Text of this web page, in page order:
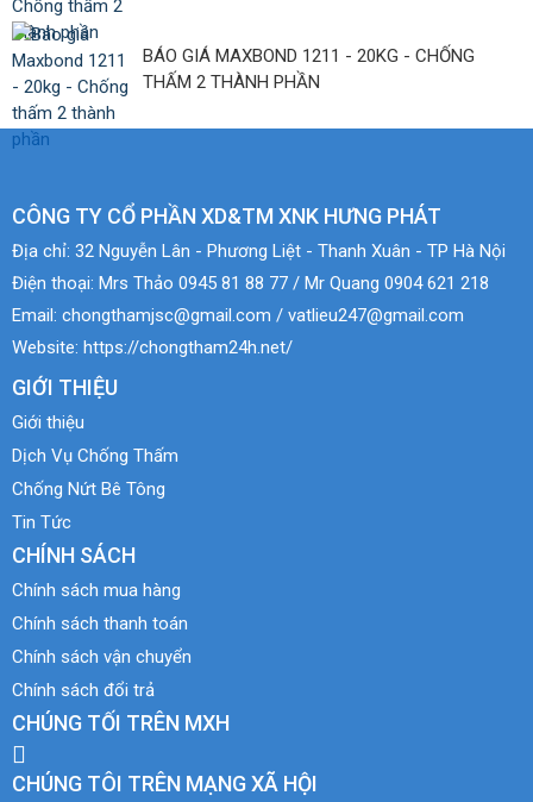
BÁO GIÁ MAXBOND 1211 - 20KG - CHỐNG
THẤM 2 THÀNH PHẦN
CÔNG TY CỔ PHẦN XD&TM XNK HƯNG PHÁT
Địa chỉ: 32 Nguyễn Lân - Phương Liệt - Thanh Xuân - TP Hà Nội
Điện thoại: Mrs Thảo 0945 81 88 77 / Mr Quang 0904 621 218
Email: chongthamjsc@gmail.com / vatlieu247@gmail.com
Website: https://chongtham24h.net/
GIỚI THIỆU
Giới thiệu
Dịch Vụ Chống Thấm
Chống Nứt Bê Tông
Tin Tức
CHÍNH SÁCH
Chính sách mua hàng
Chính sách thanh toán
Chính sách vận chuyển
Chính sách đổi trả
CHÚNG TỐI TRÊN MXH
CHÚNG TÔI TRÊN MẠNG XÃ HỘI